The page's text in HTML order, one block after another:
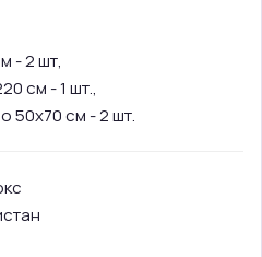
- 2 шт,
см - 1 шт.,
50х70 см - 2 шт.